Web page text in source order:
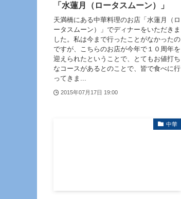
「水蓮月（ロータスムーン）」
天満橋にある中華料理のお店「水蓮月（ロ
ータスムーン）」でディナーをいただきま
した。私は今まで行ったことがなかったの
ですが、こちらのお店が今年で１０周年を
迎えられたということで、とてもお値打ち
なコースがあるとのことで、皆で食べに行
ってきま...
2015年07月17日 19:00
中華